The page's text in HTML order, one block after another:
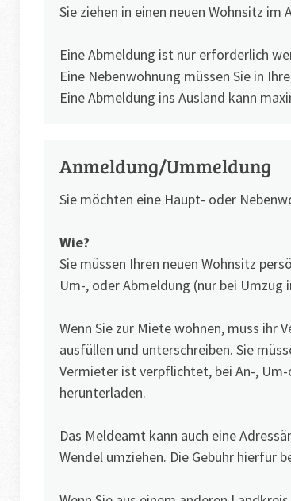
Sie ziehen in einen neuen Wohnsitz
Eine Abmeldung ist nur erforderlich
Eine Nebenwohnung müssen Sie in
Eine Abmeldung ins Ausland kann
Anmeldung/Ummeldung
Sie möchten eine Haupt- oder
Wie?
Sie müssen Ihren neuen Wohnsitz
Um-, oder Abmeldung (nur bei Umzug
Wenn Sie zur Miete wohnen, muss ihr
ausfüllen und unterschreiben. Sie
Vermieter ist verpflichtet, bei An-,
herunterladen.
Das Meldeamt kann auch eine
Wendel umziehen. Die Gebühr hierfür